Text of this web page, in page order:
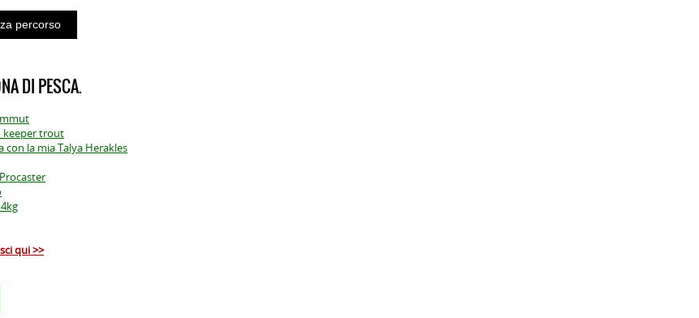
DI PESCA.
keeper trout
con la mia Talya Herakles
qui >>